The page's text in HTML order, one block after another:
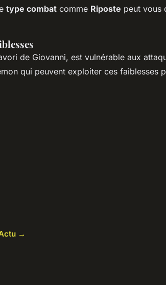
type combat comme Riposte peut vous
de Giovanni, est vulnérable aux
qui peuvent exploiter ces faiblesses
→